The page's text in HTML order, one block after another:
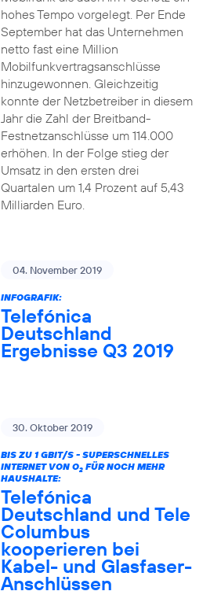
hohes Tempo vorgelegt. Per Ende
September hat das Unternehmen
netto fast eine Million
Mobilfunkvertragsanschlüsse
hinzugewonnen. Gleichzeitig
konnte der Netzbetreiber in diesem
Jahr die Zahl der Breitband-
Festnetzanschlüsse um 114.000
erhöhen. In der Folge stieg der
Umsatz in den ersten drei
Quartalen um 1,4 Prozent auf 5,43
Milliarden Euro.
04. November 2019
INFOGRAFIK:
Telefónica
Deutschland
Ergebnisse Q3 2019
30. Oktober 2019
BIS ZU 1 GBIT/S - SUPERSCHNELLES
INTERNET VON O2FÜR NOCH MEHR
HAUSHALTE:
Telefónica
Deutschland und Tele
Columbus
kooperieren bei
Kabel- und Glasfaser-
Anschlüssen